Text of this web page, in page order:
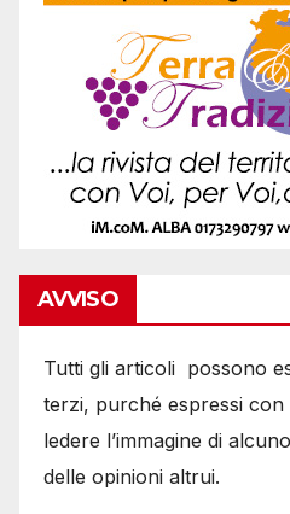
AVVISO
Tutti gli articoli possono
terzi, purché espressi con
ledere l’immagine di
delle opinioni altrui.